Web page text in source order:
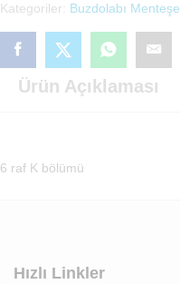
Kategoriler: Buzdolabı Menteşe
Ürün Açıklaması
6 raf K bölümü
Hızlı Linkler